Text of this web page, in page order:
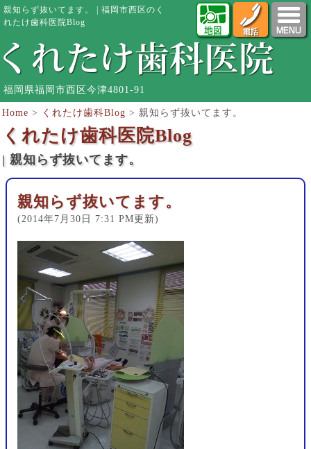
親知らず抜いてます。 | 福岡市西区のく
れたけ歯科医院Blog
福岡県福岡市西区今津4801-91
Home > くれたけ歯科Blog > 親知らず抜いてます。
くれたけ歯科医院Blog
| 親知らず抜いてます。
親知らず抜いてます。
(2014年7月30日 7:31 PM更新)